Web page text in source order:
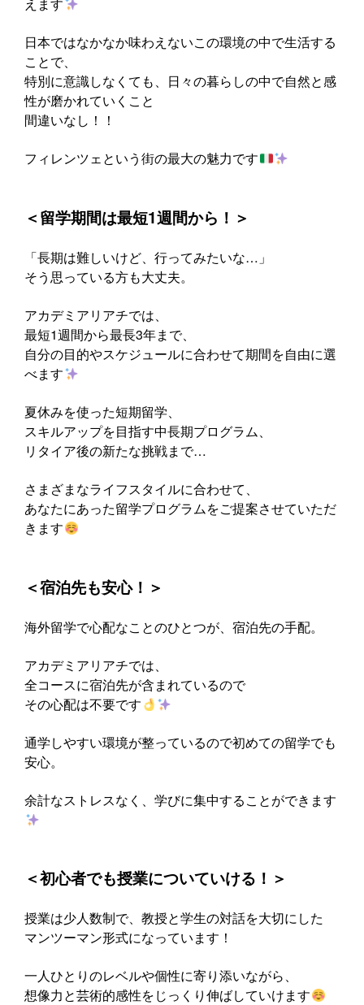
日本ではなかなか味わえないこの環境の中で生活する
ことで、
特別に意識しなくても、日々の暮らしの中で自然と感
性が磨かれていくこと
間違いなし！！
フィレンツェという街の最大の魅力です
‍＜留学期間は最短1週間から！＞
「長期は難しいけど、行ってみたいな…」
そう思っている方も大丈夫。
アカデミアリアチでは、
最短1週間から最長3年まで、
自分の目的やスケジュールに合わせて期間を自由に選
べます
夏休みを使った短期留学、
スキルアップを目指す中長期プログラム、
リタイア後の新たな挑戦まで…
さまざまなライフスタイルに合わせて、
あなたにあった留学プログラムをご提案させていただ
きます
‍＜宿泊先も安心！＞
海外留学で心配なことのひとつが、宿泊先の手配。
アカデミアリアチでは、
全コースに宿泊先が含まれているので
その心配は不要です
通学しやすい環境が整っているので初めての留学でも
安心。
余計なストレスなく、学びに集中することができます
‍＜初心者でも授業についていける！＞
授業は少人数制で、教授と学生の対話を大切にした
マンツーマン形式になっています！
一人ひとりのレベルや個性に寄り添いながら、
想像力と芸術的感性をじっくり伸ばしていけます